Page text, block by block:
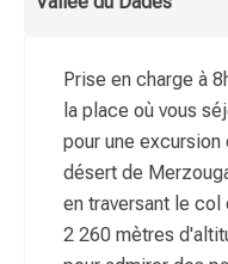
Prise en charge à
la place où vous
pour une
désert de
en traversant le
2 260 mètres